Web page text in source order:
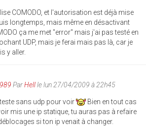
COMODO, et l'autorisation est déjà mise
longtemps, mais même en désactivant
ça me met "error" mais j'ai pas testé en
UDP, mais je ferai mais pas là, car je
y aller.
ParHellle lun 27/04/2009 à 22h45
sans udp pour voir
Bien en tout cas
mis une ip statique, tu auras pas à refaire
si ton ip venait à changer.